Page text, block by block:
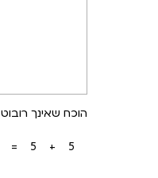
הוכח שאינך רובוט
5+5=?